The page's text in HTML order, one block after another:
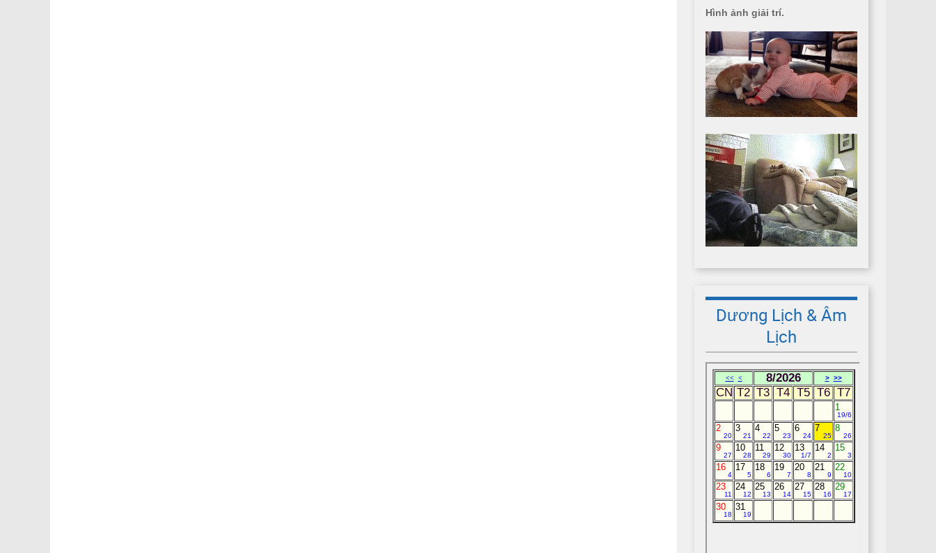
Hình ảnh giải trí.
Dương Lịch & Âm
Lịch